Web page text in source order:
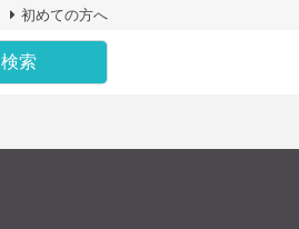
初めての方へ
検索